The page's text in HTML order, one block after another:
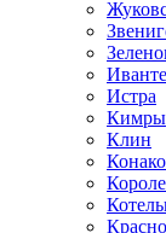
Истра
Кимры
Клин